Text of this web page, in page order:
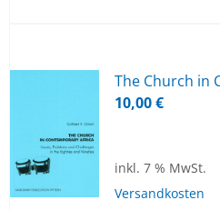
The Church in
10,00€
inkl. 7 % MwSt.
Versandkosten